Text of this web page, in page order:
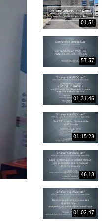
01:51
57:57
01:31:46
01:15:28
46:18
01:02:47